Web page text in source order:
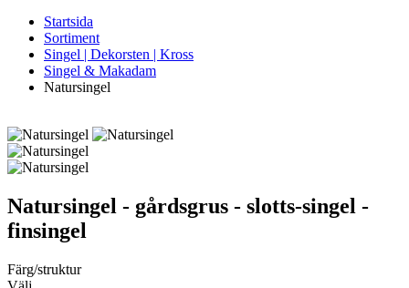
Startsida
Sortiment
Singel | Dekorsten | Kross
Singel & Makadam
Natursingel
Natursingel - gårdsgrus - slotts-singel -
finsingel
Färg/struktur